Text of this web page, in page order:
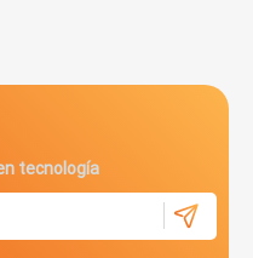
tecnología